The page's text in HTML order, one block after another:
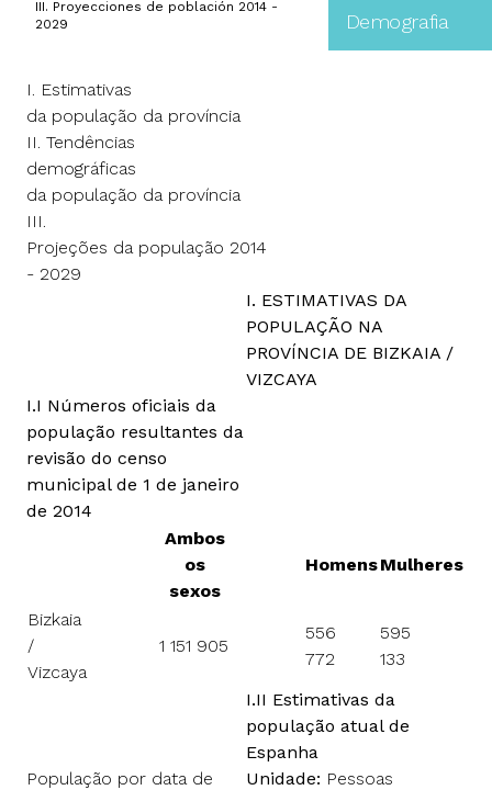
III. Proyecciones de población 2014 -
2029
Demografia
I. Estimativas
da população da província
II. Tendências
demográficas
da população da província
III.
Projeções da população 2014
- 2029
I. ESTIMATIVAS DA
POPULAÇÃO NA
PROVÍNCIA DE BIZKAIA /
VIZCAYA
I.I Números oficiais da
população resultantes da
revisão do censo
municipal de 1 de janeiro
de 2014
Ambos
os
sexos
HomensMulheres
Bizkaia
/
Vizcaya
1 151 905
556
772
595
133
I.II Estimativas da
população atual de
Espanha
População por data de
Unidade: Pessoas